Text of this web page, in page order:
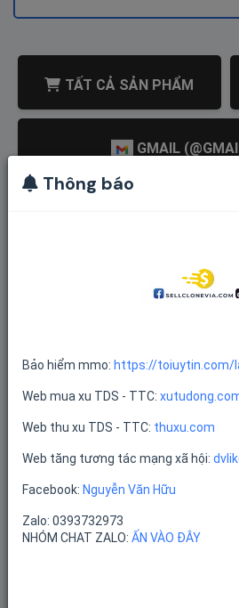
TẤT CẢ SẢN PHẨM
GMAIL
CLONE TIKTOK LOGIN
Sản phẩm
Thông báo
Bảo hiểm mmo: https://toiuytin.com/
Web mua xu TDS - TTC:
Web thu xu TDS - TTC: thuxu.com
Web tăng tương tác mạng xã hội:
Facebook: Nguyễn Văn Hữu
Zalo: 0393732973
NHÓM CHAT ZALO: ẤN VÀO ĐÂY